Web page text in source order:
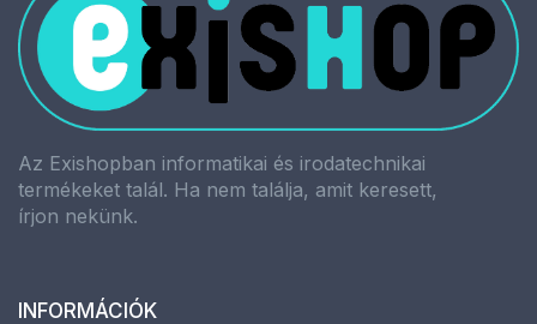
Az Exishopban informatikai és irodatechnikai
termékeket talál. Ha nem találja, amit keresett,
írjon nekünk.
INFORMÁCIÓK